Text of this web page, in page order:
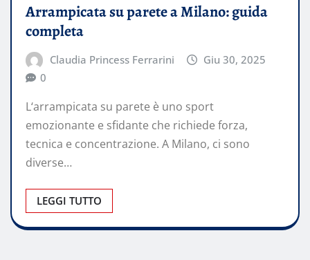
Arrampicata su parete a Milano: guida
completa
Claudia Princess Ferrarini
Giu 30, 2025
0
L‘arrampicata su parete è uno sport
emozionante e sfidante che richiede forza,
tecnica e concentrazione. A Milano, ci sono
diverse…
LEGGI TUTTO